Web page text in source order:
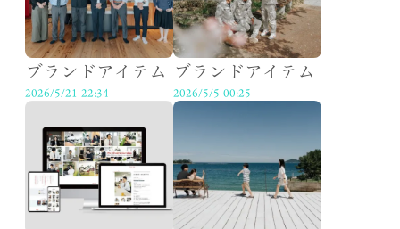
ブランドアイテム
2026/5/21 22:34
ブランドアイテム
2026/5/5 00:25